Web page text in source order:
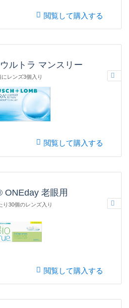
閲覧して購入する
ルトラ マンスリー
にレンズ3個入り
閲覧して購入する
ONEday 老眼用
り30個のレンズ入り
閲覧して購入する